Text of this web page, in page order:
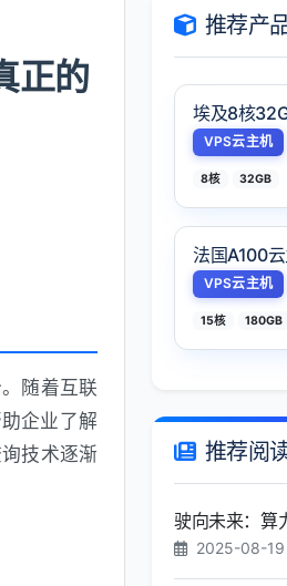
正的
随着互联
企业了解
技术逐渐
推荐产
埃及8核
VPS云主机
8核 32GB
法国A100云
VPS云主机
15核 180GB
推荐阅
驶向未来：算
2025-08-19